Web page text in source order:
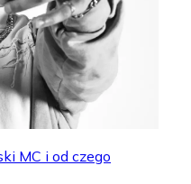
MC i od czego